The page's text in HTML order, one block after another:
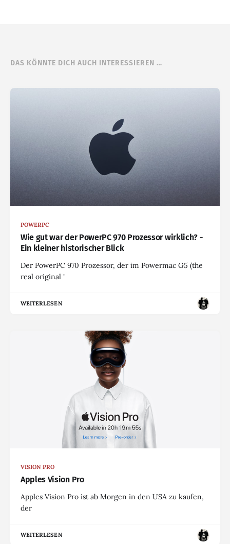
DAS KÖNNTE DICH AUCH INTERESSIEREN …
POWERPC
Wie gut war der PowerPC 970 Prozessor wirklich? -
Ein kleiner historischer Blick
Der PowerPC 970 Prozessor, der im Powermac G5 (the
real original "
WEITERLESEN
VISION PRO
Apples Vision Pro
Apples Vision Pro ist ab Morgen in den USA zu kaufen,
der
WEITERLESEN